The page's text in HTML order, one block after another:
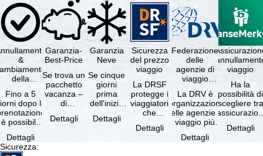
&
della
gratuiti
Fino a 5
dopo la
è possibile
il …
Dettagli
Garanzia-
Best-Price
Se trova un
pacchetto
vacanza –
di
e servizi
Dettagli
Garanzia
Neve
Se cinque
giorni
prima
dell'inizio
soggiorno
Dettagli
Sicurezza
del prezzo
viaggio
La DRSF
protegge i
viaggiatori
che
un
Dettagli
Federazione
delle
agenzie di
viaggio
La DRV è
l'organizzazione
delle agenzie di
viaggio più
Germania.
Dettagli
viaggio
Ha la
possibilità di
scegliere tra
viaggio
Dettagli
Sicurezza: